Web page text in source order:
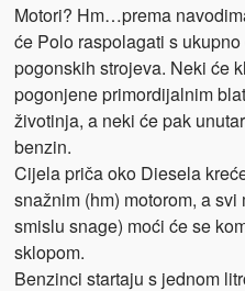
Motori? Hm…prema
će Polo raspolagati s
pogonskih strojeva. Neki će
pogonjene primordijalnim
životinja, a neki će pak
benzin.
Cijela priča oko Diesela
snažnim (hm) motorom, a
smislu snage) moći će se
sklopom.
Benzinci startaju s jednom